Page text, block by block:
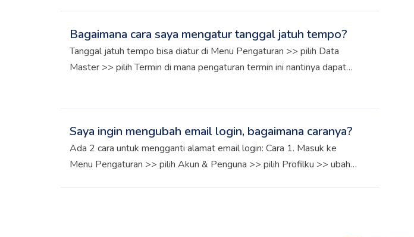
agar bisa menginput transaksi Tutup buku pada periode tanggal
tersebut sehingga Kawan Kledo harus menghapus terlebih dahulu
tutup bukunya dengan masuk ke Menu Akun >> klik tab Tutup Buku
Bagaimana cara saya mengatur tanggal jatuh tempo?
Tanggal jatuh tempo bisa diatur di Menu Pengaturan >> pilih Data
Master >> pilih Termin di mana pengaturan termin ini nantinya dapat
Saya ingin mengubah email login, bagaimana caranya?
Ada 2 cara untuk mengganti alamat email login: Cara 1. Masuk ke
Menu Pengaturan >> pilih Akun & Penguna >> pilih Profilku >> ubah